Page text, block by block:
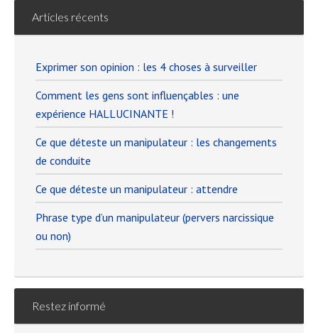
Articles récents
Exprimer son opinion : les 4 choses à surveiller
Comment les gens sont influençables : une
expérience HALLUCINANTE !
Ce que déteste un manipulateur : les changements
de conduite
Ce que déteste un manipulateur : attendre
Phrase type d’un manipulateur (pervers narcissique
ou non)
Restez informé